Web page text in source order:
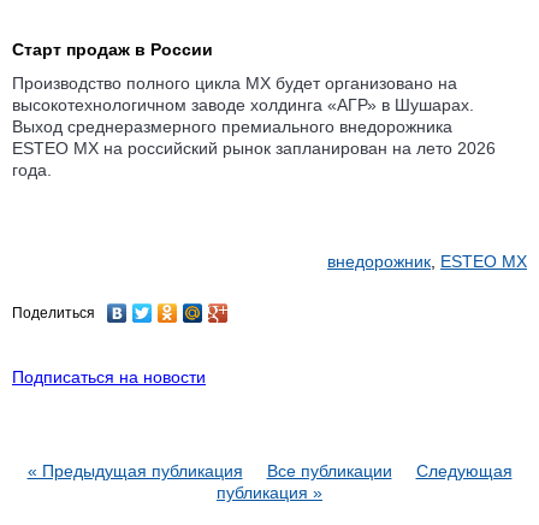
Старт продаж в России
Производство полного цикла MX будет организовано на
высокотехнологичном заводе холдинга «АГР» в Шушарах.
Выход среднеразмерного премиального внедорожника
ESTEO MX на российский рынок запланирован на лето 2026
года.
внедорожник ESTEO MX
Поделиться
Подписаться на новости
« Предыдущая публикация Все публикации
Следующая
публикация »